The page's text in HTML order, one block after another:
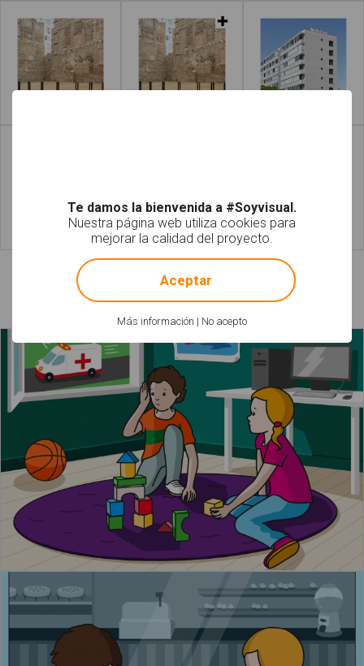
Leer más Leer más
Láminas relacionadas
Te damos la bienvenida a #Soyvisual.
Nuestra página web utiliza cookies para
mejorar la calidad del proyecto.
Más información | No acepto
! Not valid!
Aceptar